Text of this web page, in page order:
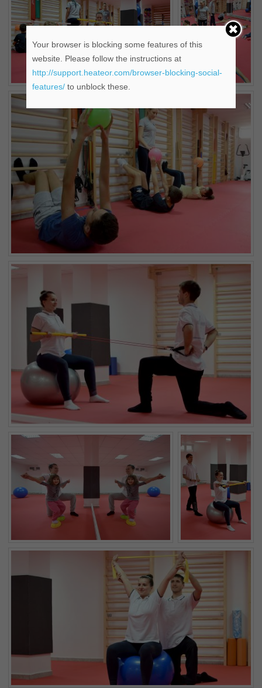
Your browser is blocking some features of this
website. Please follow the instructions at
http://support.heateor.com/browser-blocking-social-
features/to unblock these.